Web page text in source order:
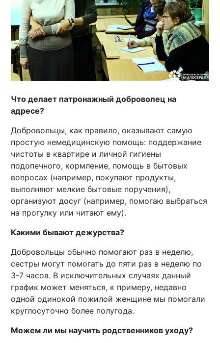
Что делает патронажный доброволец на
адресе?
Добровольцы, как правило, оказывают самую
простую немедицинскую помощь: поддержание
чистоты в квартире и личной гигиены
подопечного, кормление, помощь в бытовых
вопросах (например, покупают продукты,
выполняют мелкие бытовые поручения),
организуют досуг (например, помогаю выбраться
на прогулку или читают ему).
Какими бывают дежурства?
Добровольцы обычно помогают раз в неделю,
сестры могут помогать до пяти раз в неделю по
3-7 часов. В исключительных случаях данный
график может меняться, к примеру, недавно
одной одинокой пожилой женщине мы помогали
круглосуточно более полугода.
Можем ли мы научить родственников уходу?